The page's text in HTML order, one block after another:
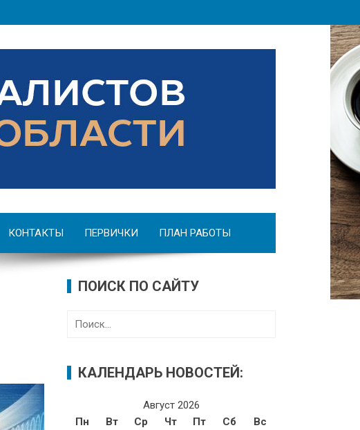
КОНТАКТЫ ПЕРВИЧКИ ПЛАН РАБОТЫ
ПОИСК ПО САЙТУ
т
КАЛЕНДАРЬ НОВОСТЕЙ:
Август 2026
Пн
Вт Ср Чт Пт Сб Вс